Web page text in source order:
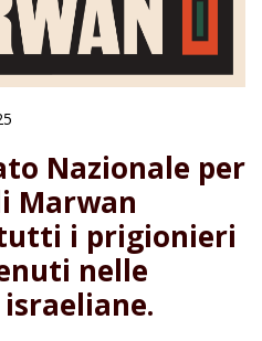
Nazionale per
Marwan
i prigionieri
nelle